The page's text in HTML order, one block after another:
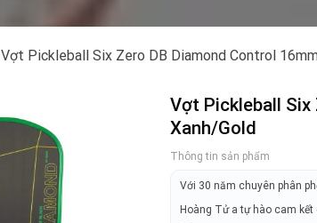
Vợt Pickleball Six Zero DB Diamond Control
Vợt Pickleball Six
Xanh/Gold
Thông tin sản phẩm
Với 30 năm chuyên phân
Hoàng Tử a tự hào cam